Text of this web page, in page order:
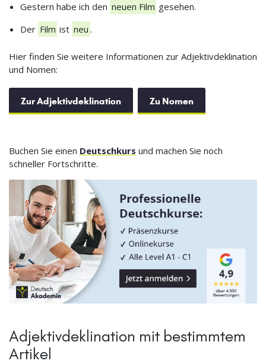
Gestern habe ich den neuen Film gesehen.
Der Film ist neu .
Hier finden Sie weitere Informationen zur Adjektivdeklination
und Nomen:
Zur Adjektivdeklination Zu Nomen
Buchen Sie einen Deutschkurs und machen Sie noch
schneller Fortschritte.
Adjektivdeklination mit bestimmtem
Artikel